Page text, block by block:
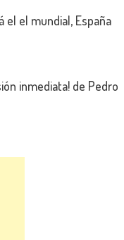
el el mundial, España
inmediata! de Pedro